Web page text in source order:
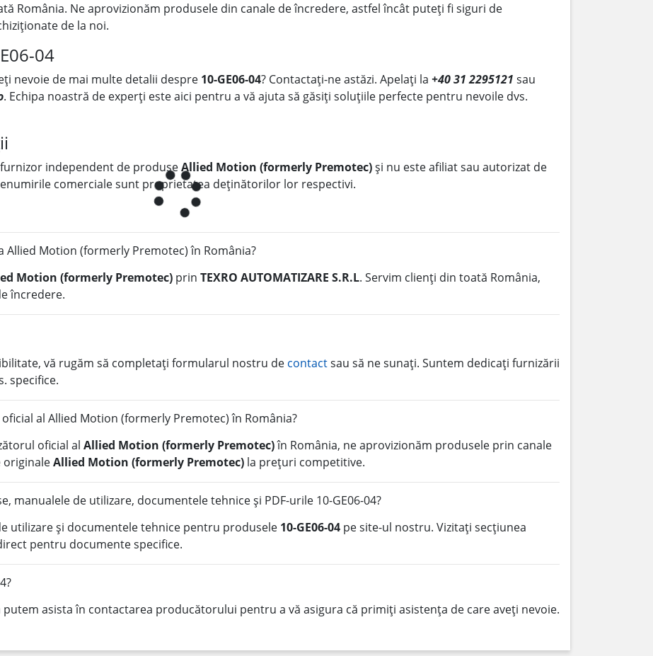
România. Ne aprovizionăm produsele din canale de încredere, astfel încât puteți fi siguri de
de la noi.
04
nevoie de mai multe detalii despre 10-GE06-04? Contactați-ne astăzi. Apelați la +40 31 2295121 sau
. Echipa noastră de experți este aici pentru a vă ajuta să găsiți soluțiile perfecte pentru nevoile dvs.
independent de produseAllied Motion (formerly Premotec)și nu este afiliat sau autorizat de
comerciale sunt proprietatea deținătorilor lor respectivi.
Allied Motion (formerly Premotec) în România?
Motion (formerly Premotec) prin TEXRO AUTOMATIZARE S.R.L. Servim clienți din toată România,
încredere.
vă rugăm să completați formularul nostru de contactsau să ne sunați. Suntem dedicați furnizării
specifice.
al Allied Motion (formerly Premotec) în România?
oficial al Allied Motion (formerly Premotec)în România, ne aprovizionăm produsele prin canale
originaleAllied Motion (formerly Premotec) la prețuri competitive.
manualele de utilizare, documentele tehnice și PDF-urile 10-GE06-04?
utilizare și documentele tehnice pentru produsele 10-GE06-04 pe site-ul nostru. Vizitați secțiunea
pentru documente specifice.
asista în contactarea producătorului pentru a vă asigura că primiți asistența de care aveți nevoie.